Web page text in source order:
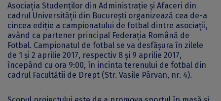
Asociația Studenților din Administrație și Afaceri din
cadrul Universității din București organizează cea de-a
cincea ediție a campionatului de fotbal dintre asociații,
având ca partener principal Federația Română de
Fotbal. Campionatul de fotbal se va desfășura în zilele
de 1 și 2 aprilie 2017, respectiv 8 și 9 aprilie 2017,
începând cu ora 9:00, în incinta terenului de fotbal din
cadrul Facultătii de Drept (Str. Vasile Pârvan, nr. 4).